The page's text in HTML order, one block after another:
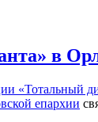
в
«Тотальный
епархии